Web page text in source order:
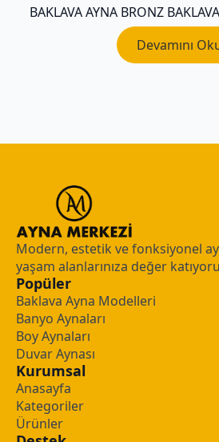
BAKLAVA AYNA BRONZ
Devamını
Modern, estetik ve fonksiyonel
yaşam alanlarınıza değer
Popüler
Baklava Ayna Modelleri
Banyo Aynaları
Boy Aynaları
Duvar Aynası
Kurumsal
Anasayfa
Kategoriler
Ürünler